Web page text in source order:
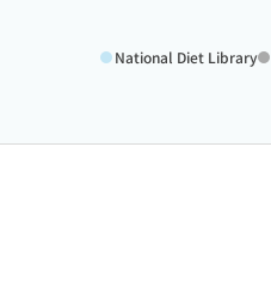
National Diet Library